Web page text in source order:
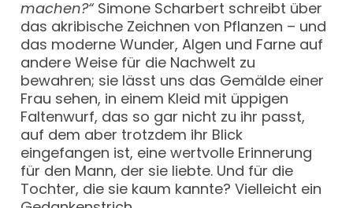
machen?“Simone Scharbert schreibt über
das akribische Zeichnen von Pflanzen – und
das moderne Wunder, Algen und Farne auf
andere Weise für die Nachwelt zu
bewahren; sie lässt uns das Gemälde einer
Frau sehen, in einem Kleid mit üppigen
Faltenwurf, das so gar nicht zu ihr passt,
auf dem aber trotzdem ihr Blick
eingefangen ist, eine wertvolle Erinnerung
für den Mann, der sie liebte. Und für die
Tochter, die sie kaum kannte? Vielleicht ein